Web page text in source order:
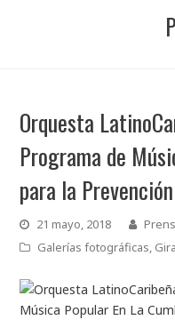
Orquesta
Programa de
para la
21 mayo, 2018
Galerías fotográficas,